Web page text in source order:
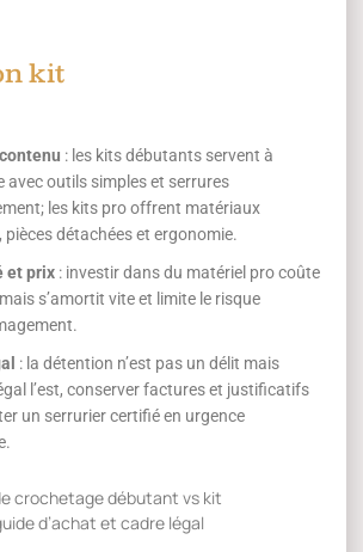
kit
: les kits débutants servent à
avec outils simples et serrures
les kits pro offrent matériaux
pièces détachées et ergonomie.
et prix : investir dans du matériel pro coûte
s’amortit vite et limite le risque
: la détention n’est pas un délit mais
l’est, conserver factures et justificatifs
un serrurier certifié en urgence
crochetage débutant vs kit
d’achat et cadre légal